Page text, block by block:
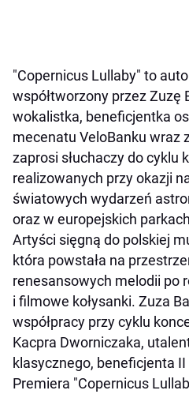
"Copernicus Lullaby" to
współtworzony przez Zuzę
wokalistka, beneficjentka
mecenatu VeloBanku wraz
zaprosi słuchaczy do cyklu
realizowanych przy okazji
światowych wydarzeń
oraz w europejskich
Artyści sięgną do polskiej
która powstała na
renesansowych melodii po
i filmowe kołysanki. Zuza
współpracy przy cyklu
Kacpra Dworniczaka,
klasycznego, beneficjenta
Premiera "Copernicus